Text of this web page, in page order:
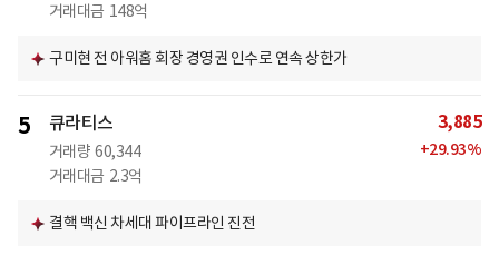
거래대금 148억
구미현 전 아워홈 회장 경영권 인수로 연속 상한가
5 큐라티스
거래량 60,344
거래대금 2.3억
3,885
+29.93%
결핵 백신 차세대 파이프라인 진전